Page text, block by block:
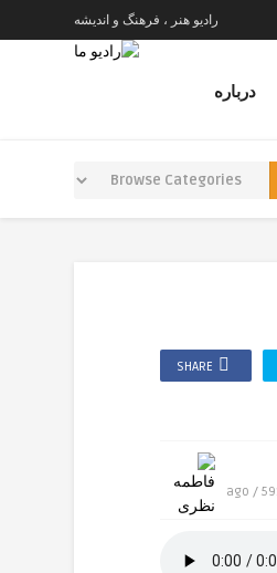
رادیو هنر ، فرهنگ و اندیشه
درباره
SHARE